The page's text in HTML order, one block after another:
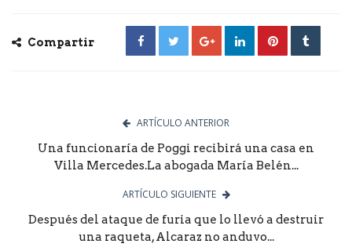
Compartir
ARTÍCULO ANTERIOR
Una funcionaría de Poggi recibirá una casa en
Villa Mercedes.La abogada María Belén...
ARTÍCULO SIGUIENTE
Después del ataque de furia que lo llevó a destruir
una raqueta, Alcaraz no anduvo...